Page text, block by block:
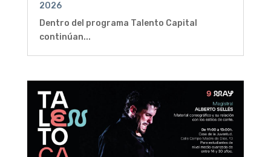
2026
Dentro del programa Talento Capital
continúan...